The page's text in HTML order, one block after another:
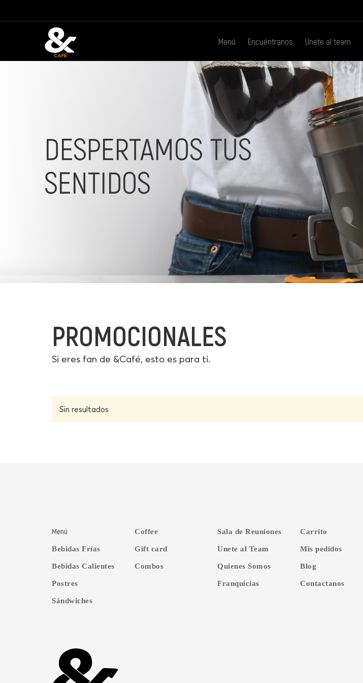
Menú Encuéntranos Únete al team
DESPERTAMOS TUS
SENTIDOS
PROMOCIONALES
Si eres fan de &Café, esto es para ti.
Sin resultados
Menú
Bebidas Frías
Bebidas Calientes
Postres
Sándwiches
Coffee
Gift card
Combos
Sala de Reuniones
Unete al Team
Quienes Somos
Franquicias
Carrito
Mis pedidos
Blog
Contactanos